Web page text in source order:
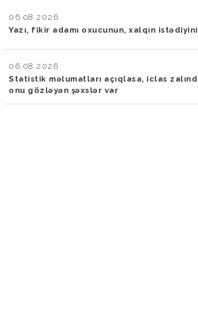
06.08.2026
Yazı, fikir adamı oxucunun, xalqın
06.08.2026
Statistik məlumatları açıqlasa, iclas
onu gözləyən şəxslər var